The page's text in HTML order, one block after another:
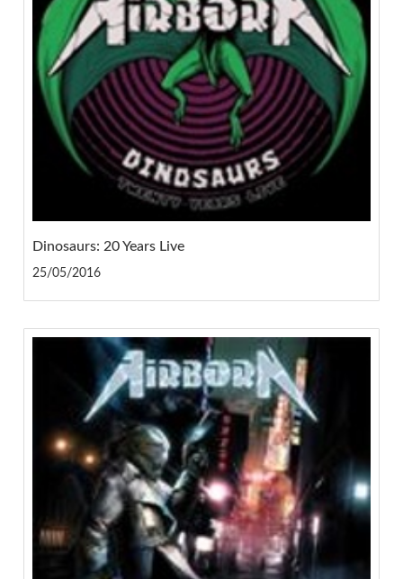
Dinosaurs: 20 Years Live
25/05/2016